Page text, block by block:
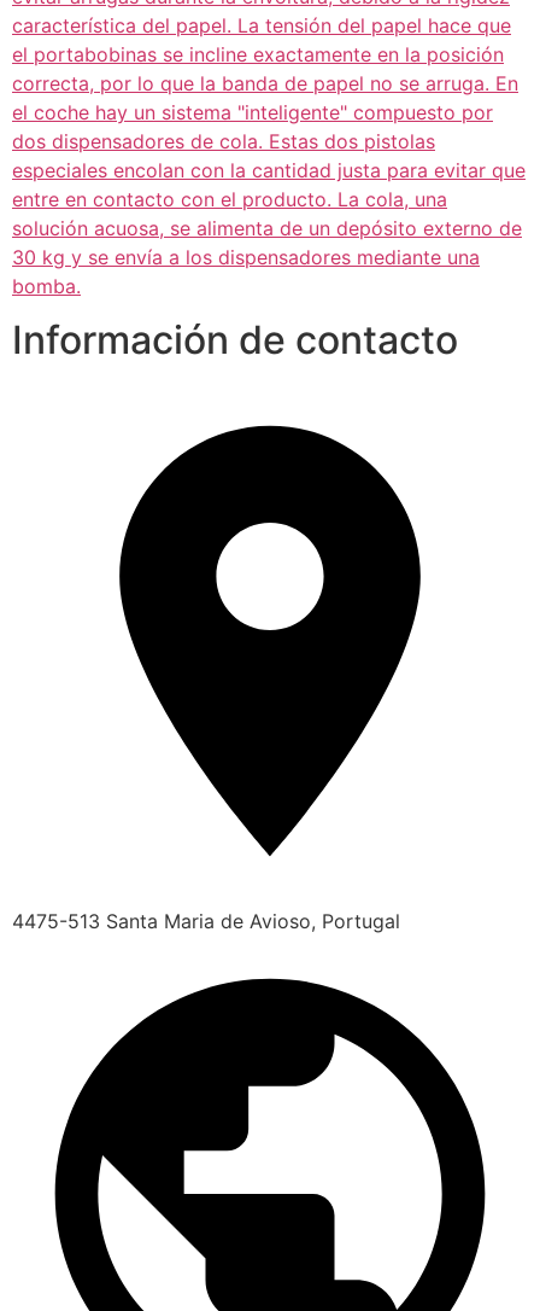
característica del papel. La tensión del papel hace que
el portabobinas se incline exactamente en la posición
correcta, por lo que la banda de papel no se arruga. En
el coche hay un sistema "inteligente" compuesto por
dos dispensadores de cola. Estas dos pistolas
especiales encolan con la cantidad justa para evitar que
entre en contacto con el producto. La cola, una
solución acuosa, se alimenta de un depósito externo de
30 kg y se envía a los dispensadores mediante una
bomba.
Información de contacto
4475-513 Santa Maria de Avioso, Portugal